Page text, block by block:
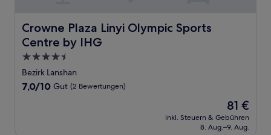
Crowne Plaza Linyi Olympic Sports
Centre by IHG
Crowne Plaza Linyi Olympic Sports Centre by IHG
4.5-
Sterne-
Unterkunft
Bezirk Lanshan
7.0
7,0/10 Gut (2 Bewertungen)
Der
Preis
beträgt
81 €
inkl. Steuern & Gebühren
8. Aug.–9. Aug.